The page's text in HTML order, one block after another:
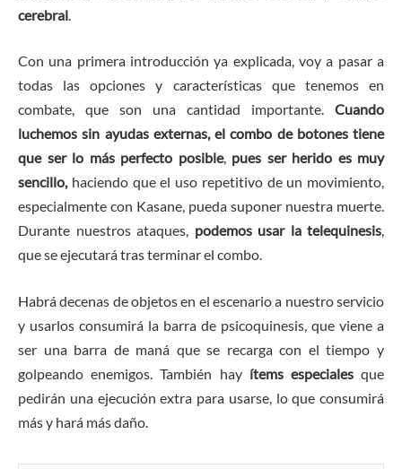
cerebral.
Con una primera introducción ya explicada, voy a pasar a
todas las opciones y características que tenemos en
combate, que son una cantidad importante. Cuando
luchemos sin ayudas externas, el combo de botones tiene
que ser lo más perfecto posible, pues ser herido es muy
sencillo,haciendo que el uso repetitivo de un movimiento,
especialmente con Kasane, pueda suponer nuestra muerte.
Durante nuestros ataques, podemos usar la telequinesis,
que se ejecutará tras terminar el combo.
Habrá decenas de objetos en el escenario a nuestro servicio
y usarlos consumirá la barra de psicoquinesis, que viene a
ser una barra de maná que se recarga con el tiempo y
golpeando enemigos. También hay ítems especialesque
pedirán una ejecución extra para usarse, lo que consumirá
más y hará más daño.